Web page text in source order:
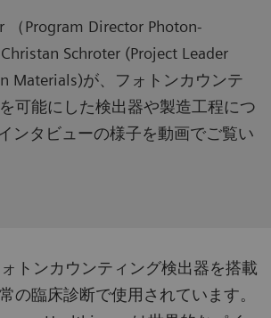
（Program Director Photon-
Schroter (Project Leader
Materials)が、フォトンカウンテ
可能にした検出器や製造工程につ
ンタビューの様子を動画でご覧い
トンカウンティング検出器を搭載
の臨床診断で使用されています。